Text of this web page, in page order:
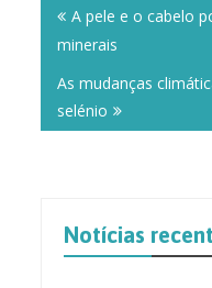
navigation
A pele e o cabelo
minerais
As mudanças
selénio
Notícias